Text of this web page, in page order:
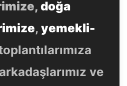
doğa
, yemekli-
ve